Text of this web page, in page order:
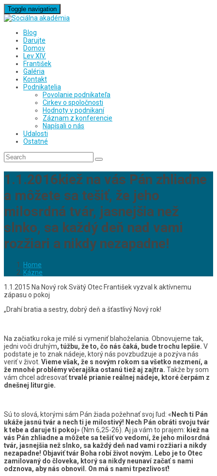
Toggle navigation
Blog
Darujte
Domov
Lev XIV.
František
Galéria
Kontakt
Podnikatelia
Povolanie podnikateľa
Cirkev o spoločnosti
Hodnoty v podnikaní
Záznam z konferencie
Napísali o nás
Udalosti
Ostatné
1.1.2016kiež na vás Pán zhliadne
a môžete sa tešiť, že jeho
milosrdná tvár, jasnejšia než
slnko, sa každý deň nad vami
rozžiari a nikdy nezapadne!
Home
Kázne
1.1.2015 Na Nový rok Svätý Otec František vyzval k aktívnemu
zápasu o pokoj
„Drahí bratia a sestry, dobrý deň a šťastlivý Nový rok!
Na začiatku roka je milé si vymeniť blahoželania. Obnovujeme tak,
jedni voči druhým, túžbu, že to, čo nás čaká, bude trochu lepšie. V
podstate je to znak nádeje, ktorý nás povzbudzuje a pozýva nás
veriť v život. Vieme však, že s novým rokom sa všetko nezmení, a
že mnohé problémy včerajška ostanú tiež aj zajtra. Takže by som
vám chcel adresovaťtrvalé prianie reálnej nádeje, ktoré čerpám z
dnešnej liturgie.
Sú to slová, ktorými sám Pán žiada požehnať svoj ľud: «Nech ti Pán
ukáže jasnú tvár a nech ti je milostivý! Nech Pán obráti svoju tvár
k tebe a daruje ti pokoj» (Nm 6,25-26). Aj ja vám to prajem: kiež na
vás Pán zhliadne a môžete sa tešiť vo vedomí, že jeho milosrdná
tvár, jasnejšia než slnko, sa každý deň nad vami rozžiari a nikdy
nezapadne! Objaviť tvár Boha robí život novým. Lebo je to Otec
zamilovaný do človeka, ktorý sa nikdy neunaví začať s nami
odznova, aby nás obnovil. On má s nami trpezlivosť!